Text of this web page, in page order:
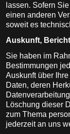
lassen. Sofern
einen anderen
soweit es
Auskunft,
Sie haben im
Bestimmungen
Auskunft über
Daten, deren
Löschung dieser
zum Thema
jederzeit an uns